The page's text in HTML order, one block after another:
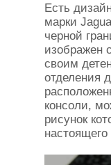
Есть
марки
черной
изображен
своим
отделения
консоли,
рисунок